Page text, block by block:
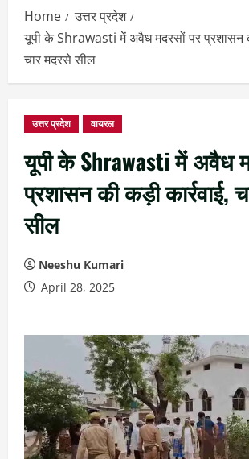
Home
उत्तर प्रदेश
यूपी के Shrawasti में अवैध मदरसों पर प्रशासन
चार मदरसे सील
उत्तर प्रदेश वायरल
यूपी के Shrawasti में अवैध
प्रशासन की कड़ी कार्रवाई,
सील
Neeshu Kumari
April 28, 2025